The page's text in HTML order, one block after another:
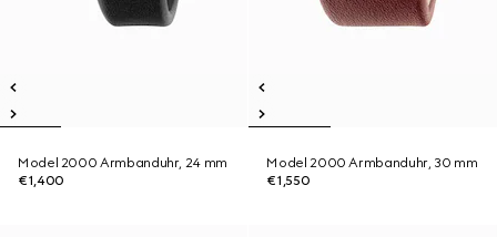
Model 2000 Armbanduhr, 24 mm
€1,400
Model 2000 Armbanduhr, 30 mm
€1,550